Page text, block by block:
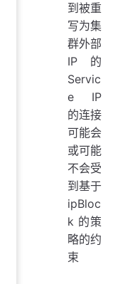
到被重
写为集
群外部
IP 的
Servic
e IP
的连接
可能会
或可能
不会受
到基于
ipBloc
k 的策
略的约
束